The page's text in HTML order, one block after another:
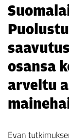
osansa
arveltu
Evan